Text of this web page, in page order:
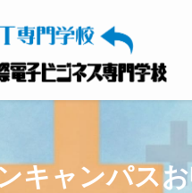
キャンパス